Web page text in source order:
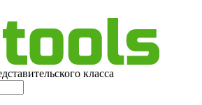
класса